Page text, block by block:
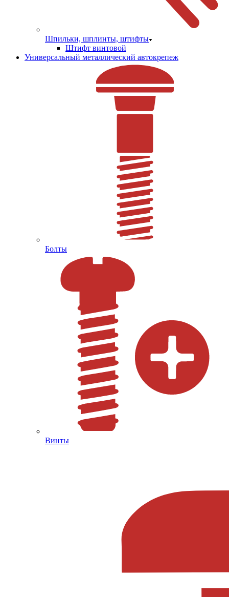
Шпильки, шплинты, штифты
Штифт винтовой
Универсальный металлический автокрепеж
Болты
Винты